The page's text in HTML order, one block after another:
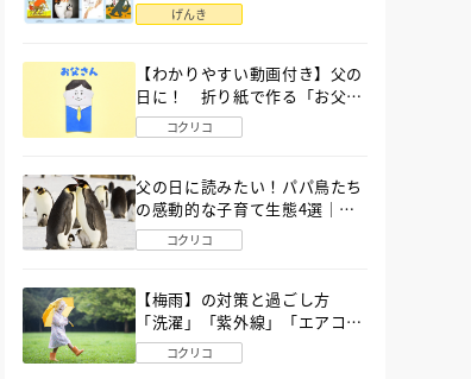
語」６選
げんき
【わかりやすい動画付き】父の
日に！ 折り紙で作る「お父さ
ん」の簡単な折り方
コクリコ
父の日に読みたい！パパ鳥たち
の感動的な子育て生態4選｜図
鑑MOVE
コクリコ
【梅雨】の対策と過ごし方
「洗濯」「紫外線」「エアコ
ン」「ゲリラ豪雨」…〔気象予
報士が完全ガイド〕
コクリコ